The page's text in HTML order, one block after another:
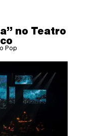
no Teatro
Pop